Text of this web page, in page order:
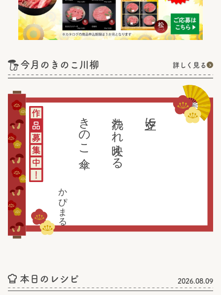
今月のきのこ川柳 詳しく見る
夕立に
洗われ映える
きのこ傘
かぴまる
本日のレシピ 2026.08.09